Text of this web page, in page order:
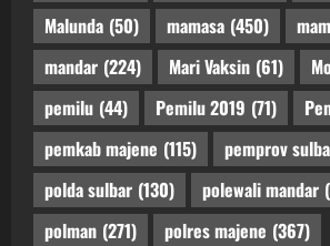
Malunda (50) mamasa (450)
mandar (224) Mari Vaksin (61)
pemilu (44) Pemilu 2019 (71)
pemkab majene (115) pemprov
polda sulbar (130) polewali mandar
polman (271) polres majene (367)